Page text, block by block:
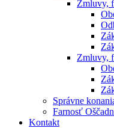
Zmluvy,
Zmluvy,
Správne
Farnosť
Kontakt